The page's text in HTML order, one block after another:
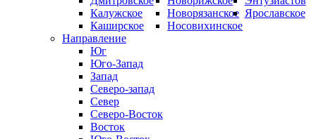
Калужское
Каширское
Новорязанское
Носовихинское
Ярославское
Направление
Юг
Юго-Запад
Запад
Северо-запад
Север
Северо-Восток
Восток